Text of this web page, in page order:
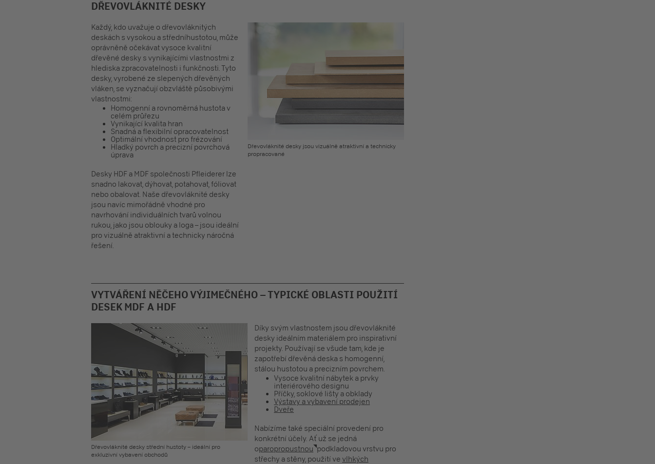
DŘEVOVLÁKNITÉ DESKY
Každý, kdo uvažuje o dřevovláknitých
deskách s vysokou a středníhustotou, může
oprávněně očekávat vysoce kvalitní
dřevěné desky s vynikajícími vlastnostmi z
hlediska zpracovatelnosti i funkčnosti. Tyto
desky, vyrobené ze slepených dřevěných
vláken, se vyznačují obzvláště působivými
vlastnostmi:
Homogenní a rovnoměrná hustota v
celém průřezu
Vynikající kvalita hran
Snadná a flexibilní opracovatelnost
Optimální vhodnost pro frézování
Hladký povrch a precizní povrchová
úprava
Desky HDF a MDF společnosti Pfleiderer lze
snadno lakovat, dýhovat, potahovat, fóliovat
nebo obalovat. Naše dřevovláknité desky
jsou navíc mimořádně vhodné pro
navrhování individuálních tvarů volnou
rukou, jako jsou oblouky a loga – jsou ideální
pro vizuálně atraktivní a technicky náročná
řešení.
Dřevovláknité desky jsou vizuálně atraktivní a technicky
propracované
VYTVÁŘENÍ NĚČEHO VÝJIMEČNÉHO – TYPICKÉ OBLASTI POUŽITÍ
DESEK MDF A HDF
Dřevovláknité desky střední hustoty – ideální pro
exkluzivní vybavení obchodů
Díky svým vlastnostem jsou dřevovláknité
desky ideálním materiálem pro inspirativní
projekty. Používají se všude tam, kde je
zapotřebí dřevěná deska s homogenní,
stálou hustotou a precizním povrchem.
Vysoce kvalitní nábytek a prvky
interiérového designu
Příčky, soklové lišty a obklady
Výstavy a vybavení prodejen
Dveře
Nabízíme také speciální provedení pro
konkrétní účely. Ať už se jedná
oparopropustnou podkladovou vrstvu pro
střechy a stěny, použití ve vlhkých